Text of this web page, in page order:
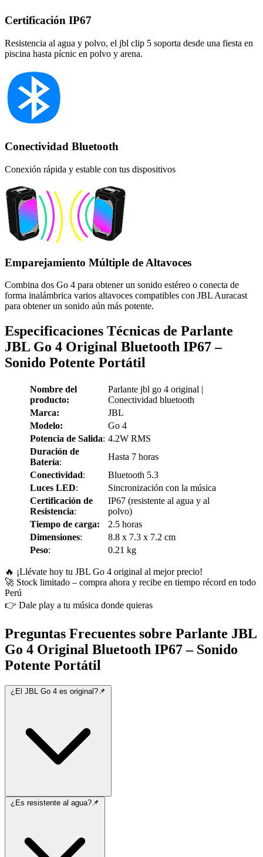
Certificación IP67
Resistencia al agua y polvo, el jbl clip 5 soporta desde una fiesta en
piscina hasta pícnic en polvo y arena.
Conectividad Bluetooth
Conexión rápida y estable con tus dispositivos
Emparejamiento Múltiple de Altavoces
Combina dos Go 4 para obtener un sonido estéreo o conecta de
forma inalámbrica varios altavoces compatibles con JBL Auracast
para obtener un sonido aún más potente.
Especificaciones Técnicas de Parlante
JBL Go 4 Original Bluetooth IP67 –
Sonido Potente Portátil
Nombre del
producto:
Parlante jbl go 4 original |
Conectividad bluetooth
Marca:
JBL
Modelo:
Go 4
Potencia de Salida: 4.2W RMS
Duración de
Batería:
Hasta 7 horas
Conectividad:
Bluetooth 5.3
Luces LED:
Sincronización con la música
Certificación de
Resistencia:
IP67 (resistente al agua y al
polvo)
Tiempo de carga:
2.5 horas
Dimensiones:
8.8 x 7.3 x 7.2 cm
Peso: 0.21 kg
🔥 ¡Llévate hoy tu JBL Go 4 original al mejor precio!
🚀 Stock limitado – compra ahora y recibe en tiempo récord en todo
Perú
👉 Dale play a tu música donde quieras
Preguntas Frecuentes sobre Parlante JBL
Go 4 Original Bluetooth IP67 – Sonido
Potente Portátil
¿El JBL Go 4 es original?📌
¿Es resistente al agua?📌